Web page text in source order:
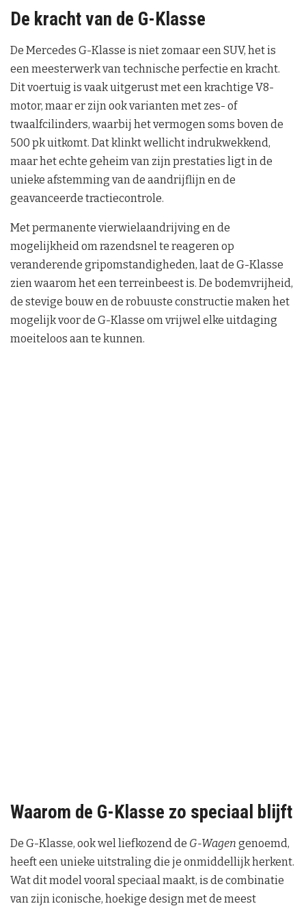
De kracht van de G-Klasse
De Mercedes G-Klasse is niet zomaar een SUV, het is
een meesterwerk van technische perfectie en kracht.
Dit voertuig is vaak uitgerust met een krachtige V8-
motor, maar er zijn ook varianten met zes- of
twaalfcilinders, waarbij het vermogen soms boven de
500 pk uitkomt. Dat klinkt wellicht indrukwekkend,
maar het echte geheim van zijn prestaties ligt in de
unieke afstemming van de aandrijflijn en de
geavanceerde tractiecontrole.
Met permanente vierwielaandrijving en de
mogelijkheid om razendsnel te reageren op
veranderende gripomstandigheden, laat de G-Klasse
zien waarom het een terreinbeest is. De bodemvrijheid,
de stevige bouw en de robuuste constructie maken het
mogelijk voor de G-Klasse om vrijwel elke uitdaging
moeiteloos aan te kunnen.
Waarom de G-Klasse zo speciaal blijft
De G-Klasse, ook wel liefkozend de G-Wagen genoemd,
heeft een unieke uitstraling die je onmiddellijk herkent.
Wat dit model vooral speciaal maakt, is de combinatie
van zijn iconische, hoekige design met de meest